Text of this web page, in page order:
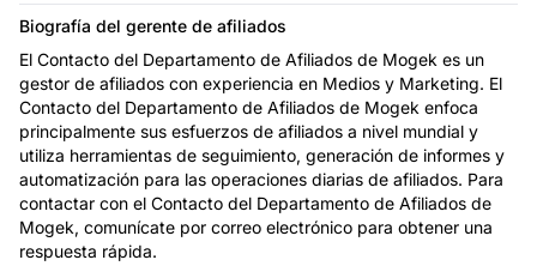
Biografía del gerente de afiliados
El Contacto del Departamento de Afiliados de Mogek es un
gestor de afiliados con experiencia en Medios y Marketing. El
Contacto del Departamento de Afiliados de Mogek enfoca
principalmente sus esfuerzos de afiliados a nivel mundial y
utiliza herramientas de seguimiento, generación de informes y
automatización para las operaciones diarias de afiliados. Para
contactar con el Contacto del Departamento de Afiliados de
Mogek, comunícate por correo electrónico para obtener una
respuesta rápida.